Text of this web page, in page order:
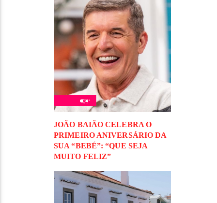
JOÃO BAIÃO CELEBRA O
PRIMEIRO ANIVERSÁRIO DA
SUA “BEBÉ”: “QUE SEJA
MUITO FELIZ”